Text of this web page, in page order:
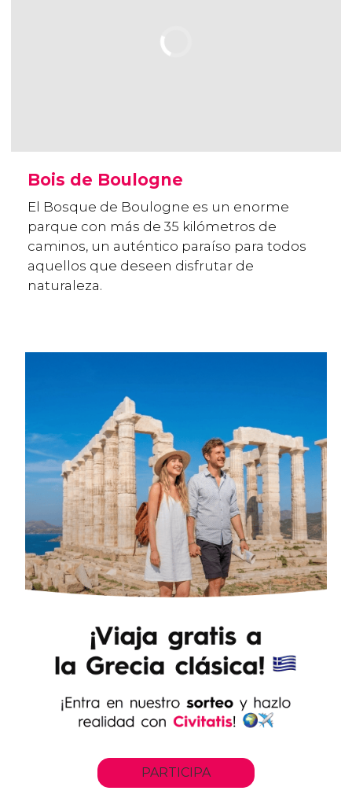
Bois de Boulogne
El Bosque de Boulogne es un enorme
parque con más de 35 kilómetros de
caminos, un auténtico paraíso para todos
aquellos que deseen disfrutar de
naturaleza.